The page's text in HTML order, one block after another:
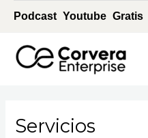
contenido
Podcast Youtube Gratis
Servicios